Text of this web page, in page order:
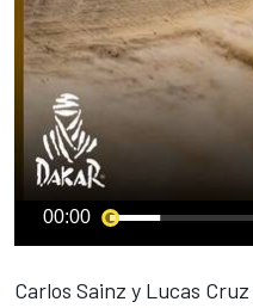
00:00
Carlos Sainz y Lucas Cruz